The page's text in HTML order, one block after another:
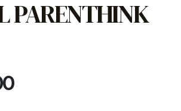
PARENTHINK